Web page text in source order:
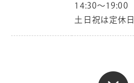
14:30～19:00
土日祝は定休日